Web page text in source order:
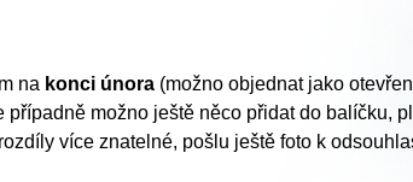
na konci února (možno objednat jako
možno ještě něco přidat do balíčku,
více znatelné, pošlu ještě foto k